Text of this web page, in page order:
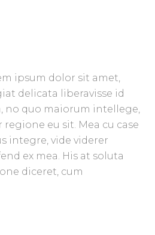
ipsum dolor sit amet,
delicata liberavisse id
no quo maiorum intellege,
regione eu sit. Mea cu case
integre, vide viderer
ex mea. His at soluta
diceret, cum